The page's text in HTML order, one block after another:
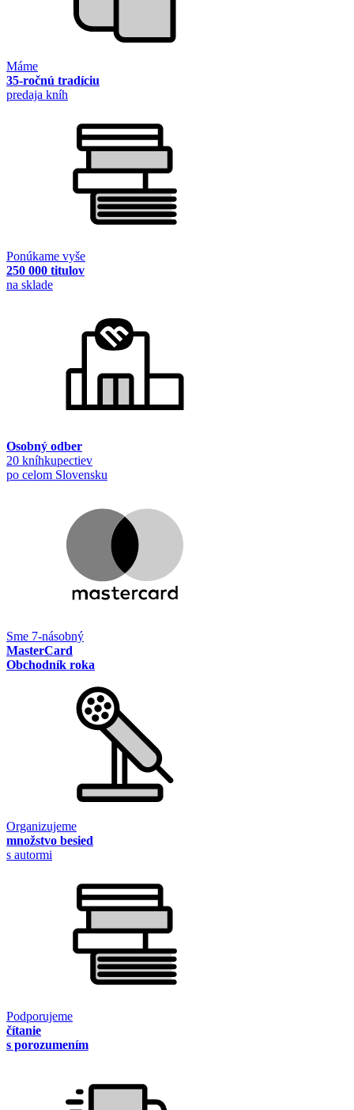
Máme
35-ročnú tradíciu
predaja kníh
Ponúkame vyše
250 000 titulov
na sklade
Osobný odber
20 kníhkupectiev
po celom Slovensku
Sme 7-násobný
MasterCard
Obchodník roka
Organizujeme
množstvo besied
s autormi
Podporujeme
čítanie
s porozumením